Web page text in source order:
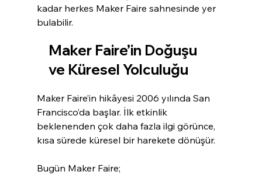
kadar herkes Maker Faire sahnesinde yer
bulabilir.
Maker Faire’in Doğuşu
ve Küresel Yolculuğu
Maker Faire’in hikâyesi 2006 yılında San
Francisco’da başlar. İlk etkinlik
beklenenden çok daha fazla ilgi görünce,
kısa sürede küresel bir harekete dönüşür.
Bugün Maker Faire;